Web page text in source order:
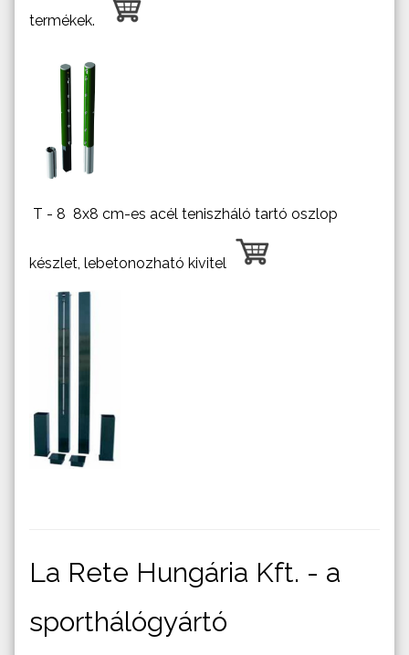
termékek.
T - 8 8x8 cm-es acél teniszháló tartó oszlop
készlet, lebetonozható kivitel
La Rete Hungária Kft. - a
sporthálógyártó